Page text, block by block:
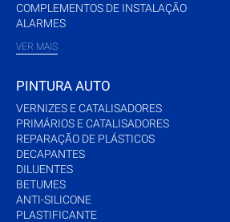
COMPLEMENTOS DE INSTALAÇÃO
ALARMES
VER MAIS
PINTURA AUTO
VERNIZES E CATALISADORES
PRIMÁRIOS E CATALISADORES
REPARAÇÃO DE PLÁSTICOS
DECAPANTES
DILUENTES
BETUMES
ANTI-SILICONE
PLASTIFICANTE